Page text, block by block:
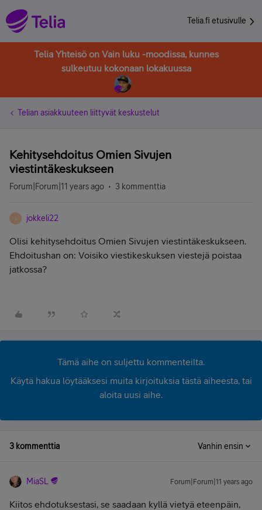
Telia.fi etusivulle
Telia Yhteisö on Vain luku -moodissa, kunnes
sulkeutuu kokonaan lokakuussa
Telian asiakkuuteen liittyvät keskustelut
Kehitysehdoitus Omien Sivujen
viestintäkeskukseen
Forum|Forum|11 years ago 3 kommenttia
J jokkeli22
Olisi kehitysehdoitus Omien Sivujen viestintäkeskukseen.
Ehdoitushan on: Voisiko viestikeskuksen viestejä poistaa
jatkossa?
Tämä aihe on suljettu kommenteilta.
Käytä hakua löytääksesi muita kirjoituksia tästä aiheesta, tai
aloita uusi aihe.
3 kommenttia Vanhin ensin
MiaSL Forum|Forum|11 years ago
Kiitos ehdotuksestasi, se saadaan kyllä vietyä eteenpäin,